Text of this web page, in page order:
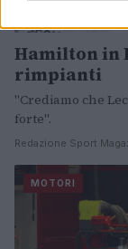
Hamilton in
rimpianti
"Crediamo che
forte".
Redazione Sport
MOTORI